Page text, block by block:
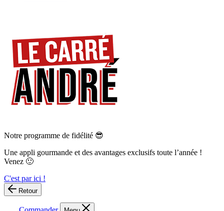
Notre programme de fidélité 😎
Une appli gourmande et des avantages exclusifs toute l’année !
Venez 🙂
C'est par ici !
Retour